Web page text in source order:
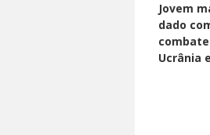
Jovem
dado
Ucrânia